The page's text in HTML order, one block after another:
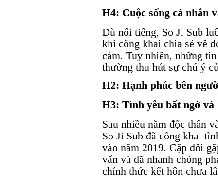
H4: Cuộc sống cá nhân
Dù nổi tiếng, So Ji Sub
khi công khai chia sẻ về
cảm. Tuy nhiên, những
thường thu hút sự chú ý
H2: Hạnh phúc bên
H3: Tình yêu bất ngờ và
Sau nhiều năm độc thân
So Ji Sub đã công khai
vào năm 2019. Cặp đôi
vấn và đã nhanh chóng
chính thức kết hôn chưa